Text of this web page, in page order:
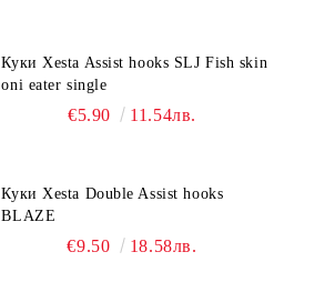
Куки Xesta Assist hooks SLJ Fish skin
oni eater single
€5.90 11.54лв.
Куки Xesta Double Assist hooks
BLAZE
€9.50 18.58лв.